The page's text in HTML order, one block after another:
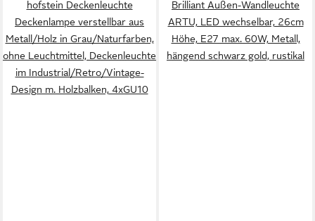
hofstein Deckenleuchte
Deckenlampe verstellbar aus
Metall/Holz in Grau/Naturfarben,
ohne Leuchtmittel, Deckenleuchte
im Industrial/Retro/Vintage-
Design m. Holzbalken, 4xGU10
Brilliant Außen-Wandleuchte
ARTU, LED wechselbar, 26cm
Höhe, E27 max. 60W, Metall,
hängend schwarz gold, rustikal